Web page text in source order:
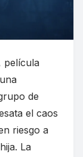
película
de
el caos
riesgo a
La